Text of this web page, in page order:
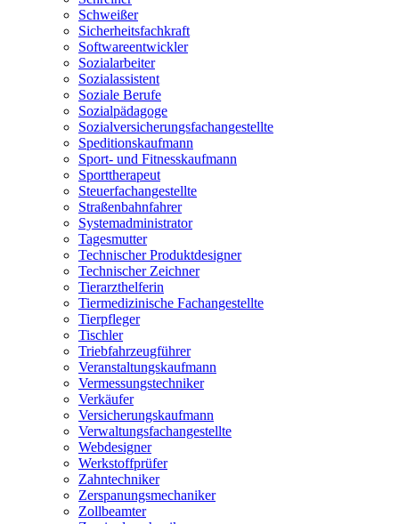
Schweißer
Sicherheitsfachkraft
Softwareentwickler
Sozialarbeiter
Sozialassistent
Soziale Berufe
Sozialpädagoge
Sozialversicherungsfachangestellte
Speditionskaufmann
Sport- und Fitnesskaufmann
Sporttherapeut
Steuerfachangestellte
Straßenbahnfahrer
Systemadministrator
Tagesmutter
Technischer Produktdesigner
Technischer Zeichner
Tierarzthelferin
Tiermedizinische Fachangestellte
Tierpfleger
Tischler
Triebfahrzeugführer
Veranstaltungskaufmann
Vermessungstechniker
Verkäufer
Versicherungskaufmann
Verwaltungsfachangestellte
Webdesigner
Werkstoffprüfer
Zahntechniker
Zerspanungsmechaniker
Zollbeamter